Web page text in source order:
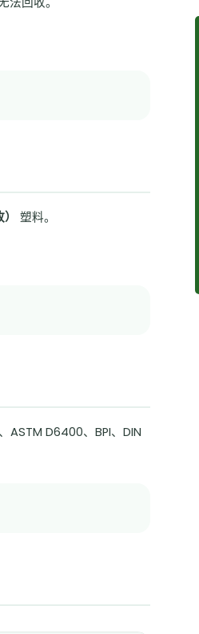
塑料。
ASTM D6400、BPI、DIN